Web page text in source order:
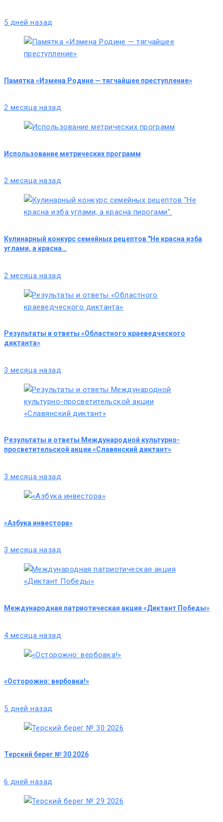
5 дней назад
Памятка «Измена Родине — тягчайшее преступление»
2 месяца назад
Использование метрических программ
2 месяца назад
Кулинарный конкурс семейных рецептов "Не красна изба
углами, а красна…
2 месяца назад
Результаты и ответы «Областного краеведческого
диктанта»
3 месяца назад
Результаты и ответы Международной культурно-
просветительской акции «Славянский диктант»
3 месяца назад
«Азбука инвестора»
3 месяца назад
Международная патриотическая акция «Диктант Победы»
4 месяца назад
«Осторожно: вербовка!»
5 дней назад
Терский берег № 30 2026
6 дней назад